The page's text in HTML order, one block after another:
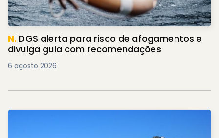
N. DGS alerta para risco de afogamentos e
divulga guia com recomendações
6 agosto 2026